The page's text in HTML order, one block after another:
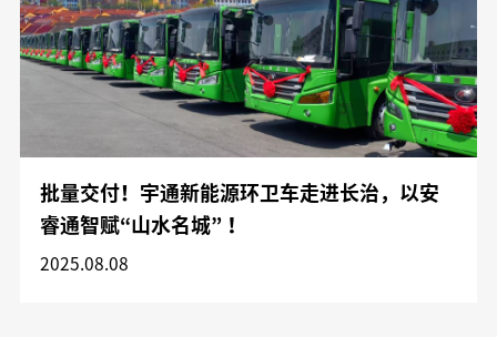
批量交付！宇通新能源环卫车走进长治，以安
睿通智赋“山水名城”！
2025.08.08